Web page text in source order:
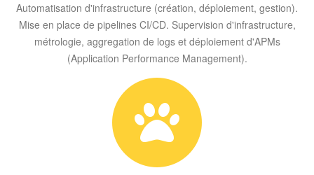
Automatisation d'infrastructure (création, déploiement, gestion).
Mise en place de pipelines CI/CD. Supervision d'infrastructure,
métrologie, aggregation de logs et déploiement d'APMs
(Application Performance Management).